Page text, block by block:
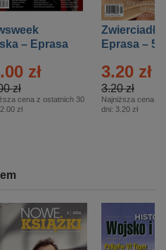
– Eprasa
zł
zł
cena z ostatnich 30
zł
Zwierciadło
Eprasa – 5/
3.20 zł
3.20 zł
Najniższa cena z
dni: 3.20 zł